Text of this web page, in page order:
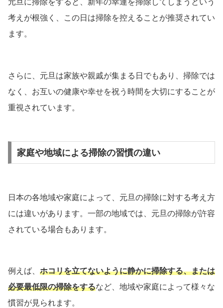
元旦に掃除をすると、新年の幸運を掃除してしまうという
考えが根強く、この日は掃除を控えることが推奨されてい
ます。
さらに、元旦は家族や親戚が集まる日でもあり、掃除では
なく、お互いの健康や幸せを祝う時間を大切にすることが
重視されています。
家庭や地域による掃除の習慣の違い
日本の各地域や家庭によって、元旦の掃除に対する考え方
には違いがあります。一部の地域では、元旦の掃除が許容
されている場合もあります。
例えば、 ホコリを立てないように静かに掃除する、または
必要最低限の掃除をするなど、地域や家庭によって様々な
慣習が見られます。